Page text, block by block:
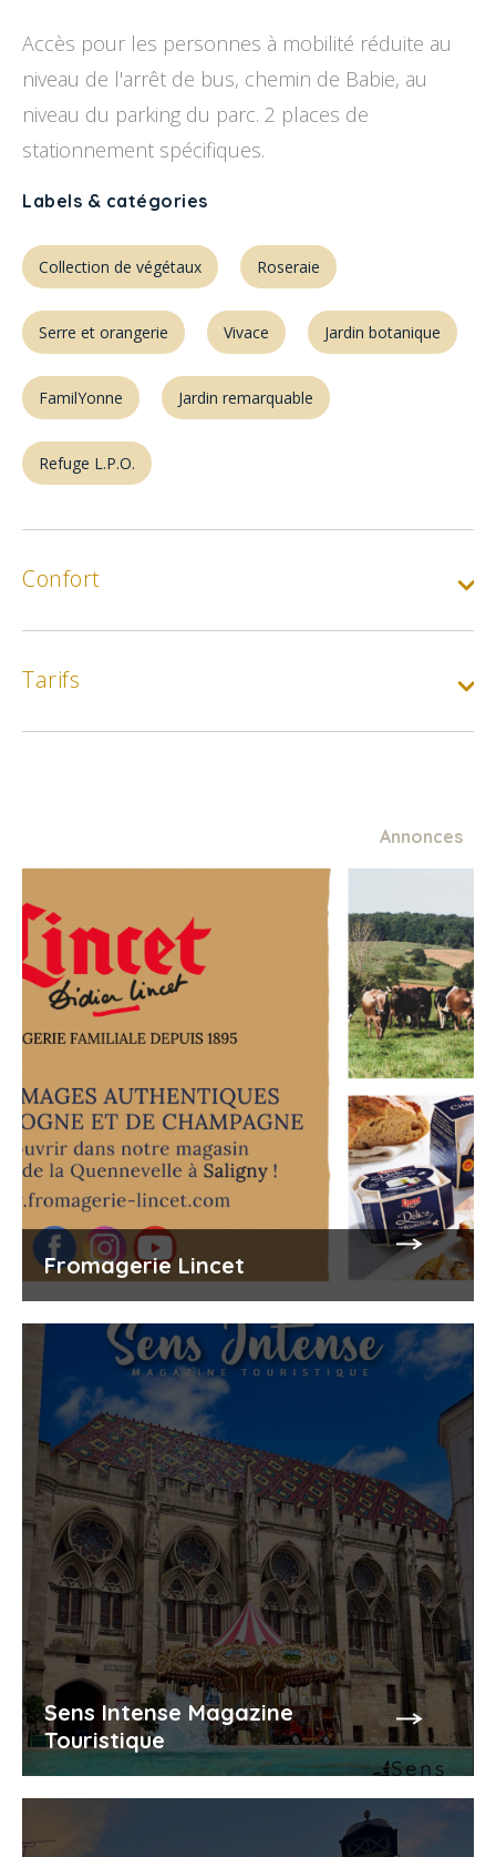
Accès pour les personnes à mobilité réduite au
niveau de l'arrêt de bus, chemin de Babie, au
niveau du parking du parc. 2 places de
stationnement spécifiques.
Labels & catégories
Collection de végétaux Roseraie
Serre et orangerie Vivace Jardin botanique
FamilYonne Jardin remarquable
Refuge L.P.O.
Confort
Tarifs
Annonces
Fromagerie Lincet
Sens Intense Magazine
Touristique